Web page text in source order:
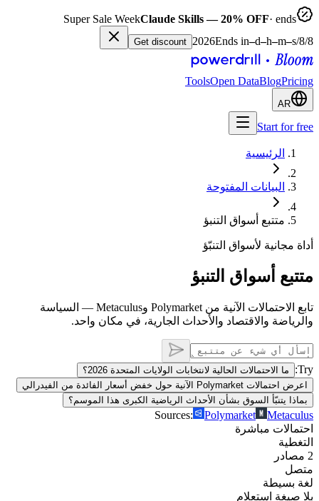
Super Sale WeekClaude Skills — 20% OFF· ends
8‏/8‏/2026
Ends in–d–h–m–s
Get discount
ToolsOpen DataBlogPricing
AR
Start for free
الرئيسية
البيانات المفتوحة
متتبع أسواق التنبؤ
أداة مجانية لأسواق التنبّؤ
متتبع أسواق التنبؤ
تابع الاحتمالات الآنية من Polymarket وMetaculus — السياسة
والرياضة والاقتصاد والأحداث الجارية، في مكان واحد.
Try:
ما الاحتمالات الحالية لانتخابات الولايات المتحدة 2026؟
اعرض احتمالات Polymarket الآنية حول خفض أسعار الفائدة من الفيدرالي
بماذا يتنبّأ السوق بشأن الأحداث الرياضية الكبرى هذا الموسم؟
Sources: Polymarket
Metaculus
احتمالات مباشرة
التغطية
2 مصادر
متصل
لغة بسيطة
بلا صيغة استعلام